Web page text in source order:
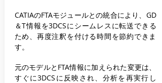
CATIAのFTAモジュールとの統合により、GD
＆T情報を3DCSにシームレスに転送できる
ため、再度注釈を付ける時間を節約できま
す。
元のモデルとFTA情報に加えられた変更は、
すぐに3DCSに反映され、分析を再実行し